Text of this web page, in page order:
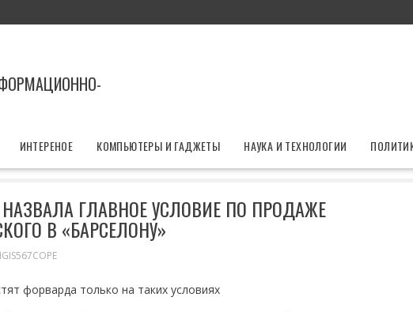
ИНТЕРЕНОЕ КОМПЬЮТЕРЫ И ГАДЖЕТЫ НАУКА И ТЕХНОЛОГИИ
«Бавария» назвала главное условие по продаже
ГЛАВНОЕ УСЛОВИЕ ПО ПРОДАЖЕ
В «БАРСЕЛОНУ»
форварда только на таких условиях